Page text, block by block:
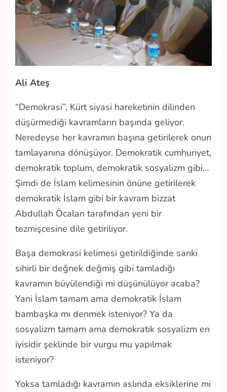
Ali Ateş
“Demokrasi”, Kürt siyasi hareketinin dilinden
düşürmediği kavramların başında geliyor.
Neredeyse her kavramın başına getirilerek onun
tamlayanına dönüşüyor. Demokratik cumhuriyet,
demokratik toplum, demokratik sosyalizm gibi…
Şimdi de İslam kelimesinin önüne getirilerek
demokratik İslam gibi bir kavram bizzat
Abdullah Öcalan tarafından yeni bir
tezmişcesine dile getiriliyor.
Başa demokrasi kelimesi getirildiğinde sanki
sihirli bir değnek değmiş gibi tamladığı
kavramın büyülendiği mi düşünülüyor acaba?
Yani İslam tamam ama demokratik İslam
bambaşka mı denmek isteniyor? Ya da
sosyalizm tamam ama demokratik sosyalizm en
iyisidir şeklinde bir vurgu mu yapılmak
isteniyor?
Yoksa tamladığı kavramın aslında eksiklerine mi